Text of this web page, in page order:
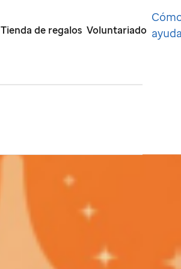
Tienda de regalos Voluntariado